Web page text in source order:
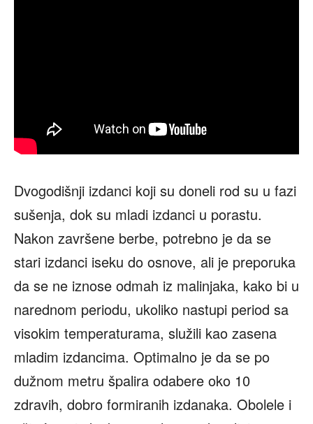
Dvogodišnji izdanci koji su doneli rod su u fazi
sušenja, dok su mladi izdanci u porastu.
Nakon završene berbe, potrebno je da se
stari izdanci iseku do osnove, ali je preporuka
da se ne iznose odmah iz malinjaka, kako bi u
narednom periodu, ukoliko nastupi period sa
visokim temperaturama, služili kao zasena
mladim izdancima. Optimalno je da se po
dužnom metru špalira odabere oko 10
zdravih, dobro formiranih izdanaka. Obolele i